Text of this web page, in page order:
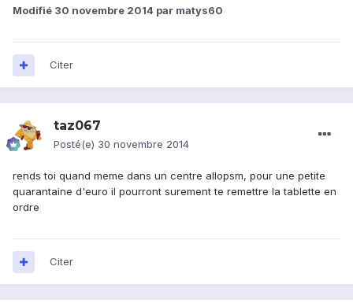
Modifié 30 novembre 2014 par matys60
Citer
taz067
Posté(e) 30 novembre 2014
rends toi quand meme dans un centre allopsm, pour une petite
quarantaine d'euro il pourront surement te remettre la tablette en
ordre
Citer